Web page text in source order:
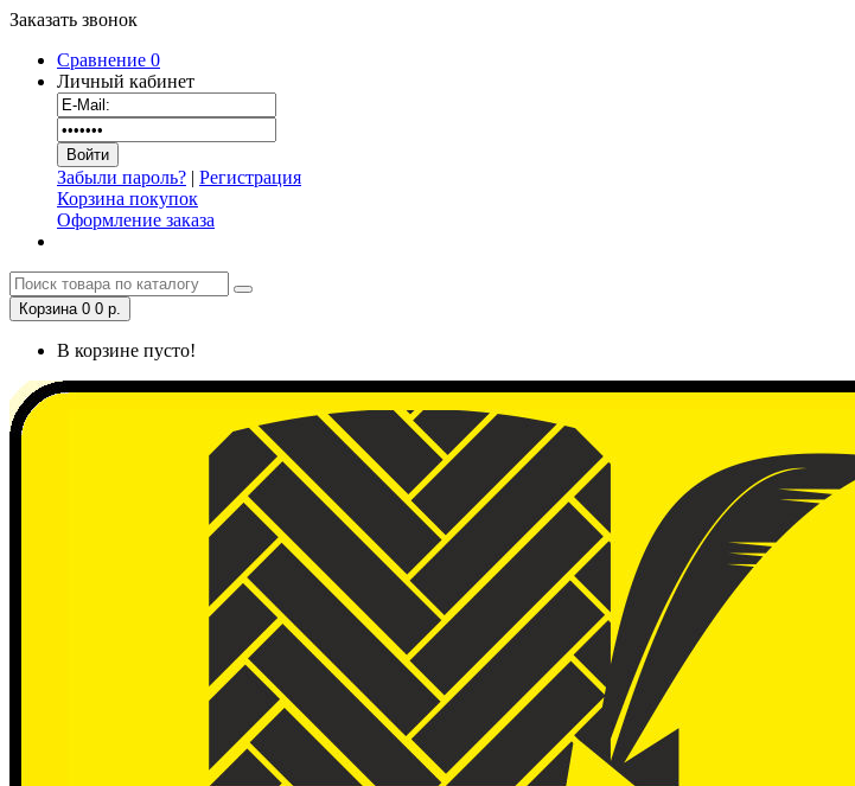
Заказать звонок
Сравнение 0
Личный кабинет
Забыли пароль? | Регистрация
Корзина покупок
Оформление заказа
Корзина 0 0 р.
В корзине пусто!